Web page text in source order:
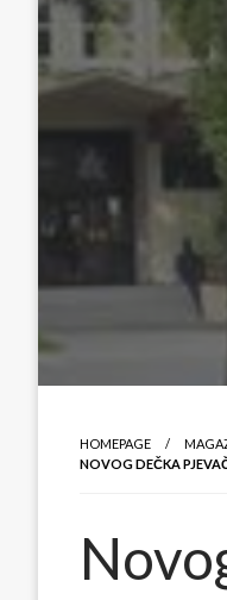
HOMEPAGE
NOVOG DEČKA